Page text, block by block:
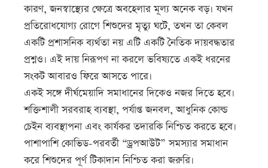
কারণ, জনস্বাস্থ্যের ক্ষেত্রে অবহেলার মূল্য অনেক বড়। যখন
প্রতিরোধযোগ্য রোগে শিশুদের মৃত্যু ঘটে, তখন তা কেবল
একটি প্রশাসনিক ব্যর্থতা নয় এটি একটি নৈতিক দায়বদ্ধতার
প্রশ্নও। এই দায় নিরূপণ না করলে ভবিষ্যতে একই ধরনের
সংকট আবারও ফিরে আসতে পারে।
একই সঙ্গে দীর্ঘমেয়াদি সমাধানের দিকেও নজর দিতে হবে।
শক্তিশালী সরবরাহ ব্যবস্থা, পর্যাপ্ত জনবল, আধুনিক কোল্ড
চেইন ব্যবস্থাপনা এবং কার্যকর তদারকি নিশ্চিত করতে হবে।
পাশাপাশি কোভিড-পরবর্তী “ড্রপআউট” সমস্যার সমাধান
করে শিশুদের পূর্ণ টিকাদান নিশ্চিত করা জরুরি।